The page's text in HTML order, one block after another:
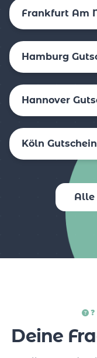
Hamburg
Hannover
Köln Gutschein
Alle
Deine